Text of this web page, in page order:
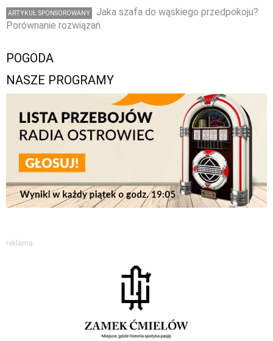
ARTYKUŁ SPONSOROWANY
Jaka szafa do wąskiego przedpokoju?
Porównanie rozwiązań
POGODA
NASZE PROGRAMY
reklama